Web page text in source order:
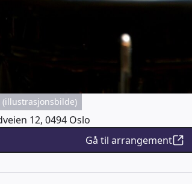
12, 0494 Oslo
Gå til arrangement